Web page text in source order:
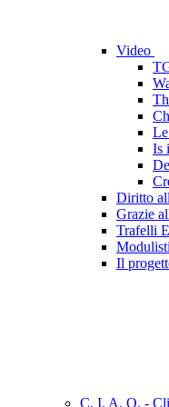
Video
Is
Diritto
Grazie
Trafelli
Il
C. I. A. O. -